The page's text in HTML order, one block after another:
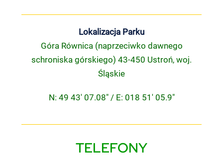
Lokalizacja Parku
Góra Równica (naprzeciwko dawnego
schroniska górskiego) 43-450 Ustroń, woj.
Śląskie
N: 49 43′ 07.08″ / E: 018 51′ 05.9″
TELEFONY